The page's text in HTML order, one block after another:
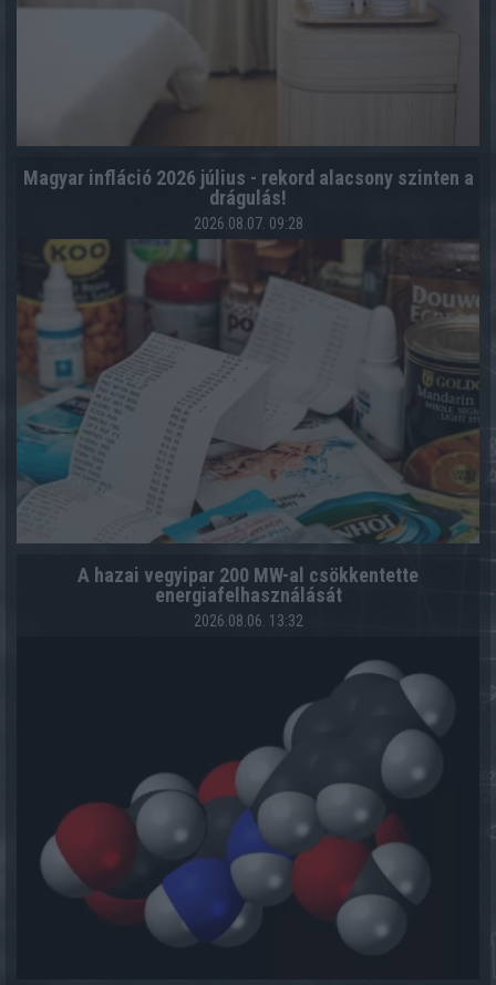
Magyar infláció 2026 július - rekord alacsony szinten a
drágulás!
2026.08.07. 09:28
A hazai vegyipar 200 MW-al csökkentette
energiafelhasználását
2026.08.06. 13:32